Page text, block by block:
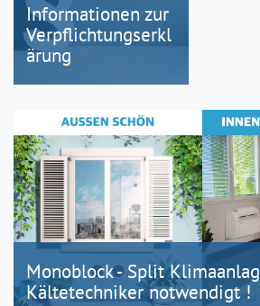
Informationen zur
Verpflichtungserkl
ärung
Monoblock - Split
Kältetechniker notwendigt !